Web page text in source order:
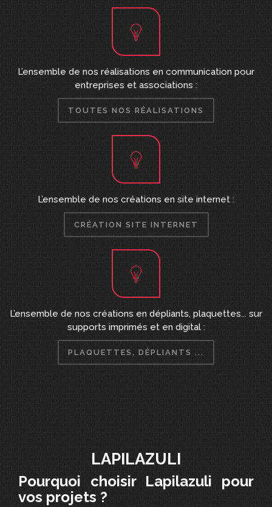
L’ensemble de nos réalisations en communication pour
entreprises et associations :
TOUTES NOS RÉALISATIONS
L’ensemble de nos créations en site internet :
CRÉATION SITE INTERNET
L’ensemble de nos créations en dépliants, plaquettes... sur
supports imprimés et en digital :
PLAQUETTES, DÉPLIANTS ...
LAPILAZULI
Pourquoi choisir Lapilazuli pour
vos projets ?